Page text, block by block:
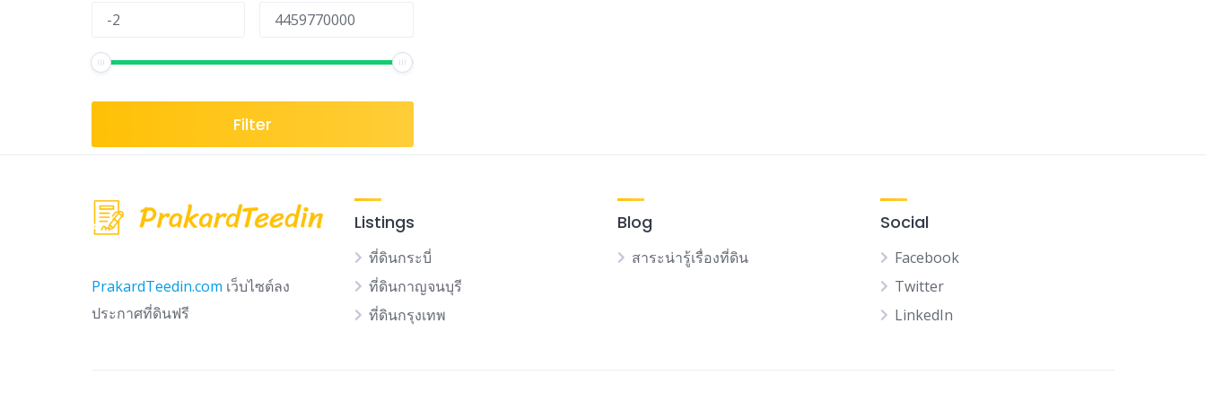
Filter
PrakardTeedin.com เว็บไซต์ลง
ประกาศที่ดินฟรี
Listings
ที่ดินกระบี่
ที่ดินกาญจนบุรี
ที่ดินกรุงเทพ
Blog
สาระน่ารู้เรื่องที่ดิน
Social
Facebook
Twitter
LinkedIn